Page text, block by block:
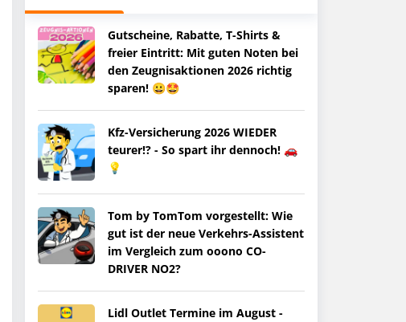
Gutscheine, Rabatte, T-Shirts &
freier Eintritt: Mit guten Noten bei
den Zeugnisaktionen 2026 richtig
sparen! 😀🤩
Kfz-Versicherung 2026 WIEDER
teurer!? - So spart ihr dennoch! 🚗
💡
Tom by TomTom vorgestellt: Wie
gut ist der neue Verkehrs-Assistent
im Vergleich zum ooono CO-
DRIVER NO2?
Lidl Outlet Termine im August -